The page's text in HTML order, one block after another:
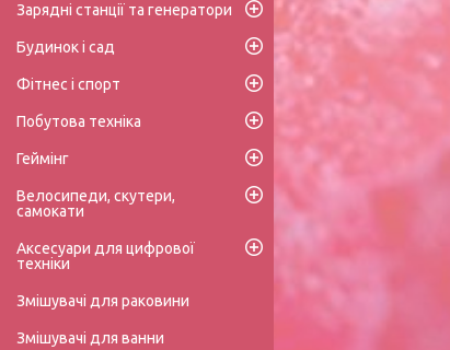
Зарядні станції та генератори
Будинок і сад
Фітнес і спорт
Побутова техніка
Геймінг
Велосипеди, скутери,
самокати
Аксесуари для цифрової
техніки
Змішувачі для раковини
Змішувачі для ванни